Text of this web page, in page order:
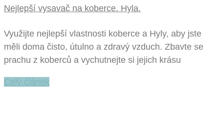
Nejlepší vysavač na koberce. Hyla.
Využijte nejlepší vlastnosti koberce a Hyly, aby jste
měli doma čisto, útulno a zdravý vzduch. Zbavte se
prachu z koberců a vychutnejte si jejich krásu
Celý článek